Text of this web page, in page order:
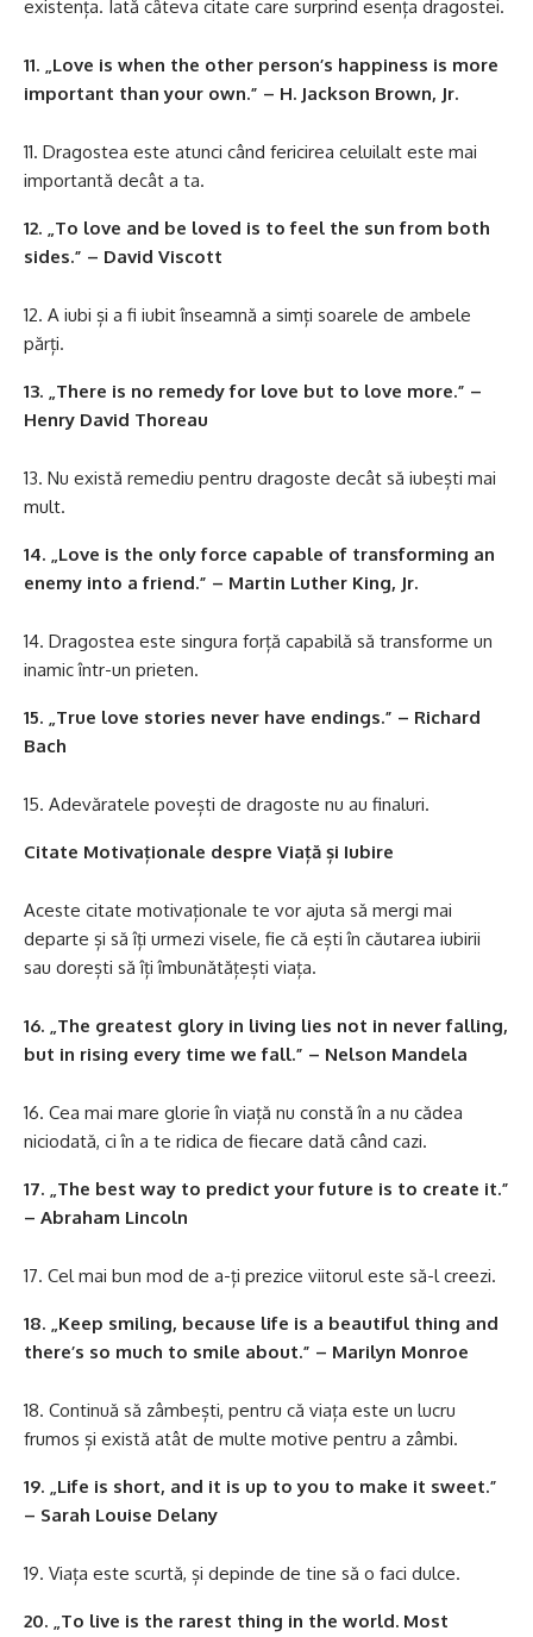
existența. Iată câteva citate care surprind esența dragostei.
11. „Love is when the other person’s happiness is more
important than your own.” – H. Jackson Brown, Jr.
Dragostea este atunci când fericirea celuilalt este mai
importantă decât a ta.
12. „To love and be loved is to feel the sun from both
sides.” – David Viscott
A iubi și a fi iubit înseamnă a simți soarele de ambele
părți.
13. „There is no remedy for love but to love more.” –
Henry David Thoreau
Nu există remediu pentru dragoste decât să iubești mai
mult.
14. „Love is the only force capable of transforming an
enemy into a friend.” – Martin Luther King, Jr.
Dragostea este singura forță capabilă să transforme un
inamic într-un prieten.
15. „True love stories never have endings.” – Richard
Bach
Adevăratele povești de dragoste nu au finaluri.
Citate Motivaționale despre Viață și Iubire
Aceste citate motivaționale te vor ajuta să mergi mai
departe și să îți urmezi visele, fie că ești în căutarea iubirii
sau dorești să îți îmbunătățești viața.
16. „The greatest glory in living lies not in never falling,
but in rising every time we fall.” – Nelson Mandela
Cea mai mare glorie în viață nu constă în a nu cădea
niciodată, ci în a te ridica de fiecare dată când cazi.
17. „The best way to predict your future is to create it.”
– Abraham Lincoln
Cel mai bun mod de a-ți prezice viitorul este să-l creezi.
18. „Keep smiling, because life is a beautiful thing and
there’s so much to smile about.” – Marilyn Monroe
Continuă să zâmbești, pentru că viața este un lucru
frumos și există atât de multe motive pentru a zâmbi.
19. „Life is short, and it is up to you to make it sweet.”
– Sarah Louise Delany
Viața este scurtă, și depinde de tine să o faci dulce.
20. „To live is the rarest thing in the world. Most